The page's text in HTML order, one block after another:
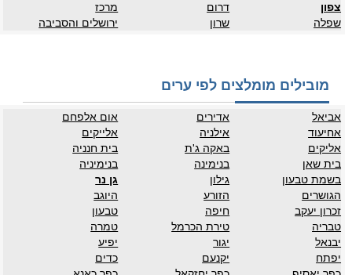
צפון דרום
מרכז
שפלה
שרון ירושלים והסביבה
מובילים מומלצים לפי ערים
אביאל אדירים
אום אלפחם
אחיעוד
אילניה
אלייקים
אליקים
באקה ג'ת
בית חנניה
בית שאן
בנימינה
בנימיניה
בשמת טבעון
גילון
גן נר
הגושרים
הזורע
היוגב
זכרון יעקב
חיפה
טבעון
טבריה
טירת הכרמל
טמרה
יבנאל
יגור
יפיע
יפתח
יקנעם
כדים